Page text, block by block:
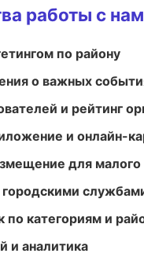
работы с
по району
о важных
и рейтинг
и онлайн-
для малого
городскими
по категориям и
и аналитика